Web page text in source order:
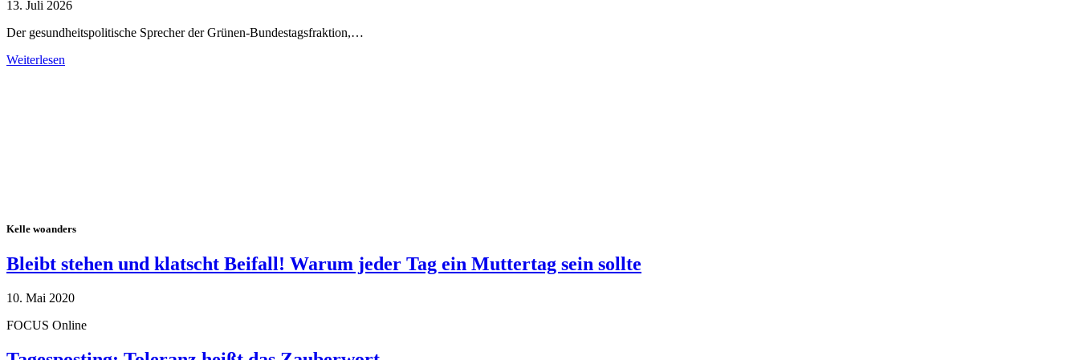
13. Juli 2026
Der gesundheitspolitische Sprecher der Grünen-Bundestagsfraktion,…
Weiterlesen
Kelle woanders
Bleibt stehen und klatscht Beifall! Warum jeder Tag ein Muttertag sein sollte
10. Mai 2020
FOCUS Online